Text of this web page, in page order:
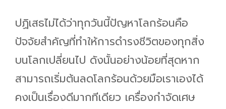
ปฏิเสธไม่ได้ว่าทุกวันนี้ปัญหาโลกร้อนคือ
ปัจจัยสำคัญที่ทำให้การดำรงชีวิตของทุกสิ่ง
บนโลกเปลี่ยนไป ดังนั้นอย่างน้อยที่สุดหาก
สามารถเริ่มต้นลดโลกร้อนด้วยมือเราเองได้
คงเป็นเรื่องดีมากทีเดียว เครื่องกำจัดเศษ